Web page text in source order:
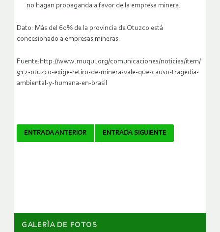
no hagan propaganda a favor de la empresa minera.
Dato: Más del 60% de la provincia de Otuzco está
concesionado a empresas mineras.
Fuente:http://www.muqui.org/comunicaciones/noticias/item/
912-otuzco-exige-retiro-de-minera-vale-que-causo-tragedia-
ambiental-y-humana-en-brasil
Navegador
ENTRADA ANTERIOR ENTRADA SIGUIENTE
GALERÌA DE FOTOS